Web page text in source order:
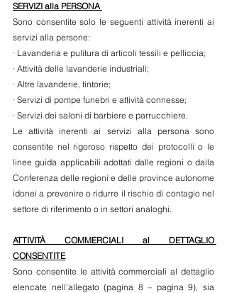
SERVIZI alla PERSONA
Sono consentite solo le seguenti attività inerenti ai
servizi alla persone:
· Lavanderia e pulitura di articoli tessili e pelliccia;
· Attività delle lavanderie industriali;
· Altre lavanderie, tintorie;
· Servizi di pompe funebri e attività connesse;
· Servizi dei saloni di barbiere e parrucchiere.
Le attività inerenti ai servizi alla persona sono
consentite nel rigoroso rispetto dei protocolli o le
linee guida applicabili adottati dalle regioni o dalla
Conferenza delle regioni e delle province autonome
idonei a prevenire o ridurre il rischio di contagio nel
settore di riferimento o in settori analoghi.
ATTIVITÀ COMMERCIALI al DETTAGLIO
CONSENTITE
Sono consentite le attività commerciali al dettaglio
elencate nell’allegato (pagina 8 – pagina 9), sia